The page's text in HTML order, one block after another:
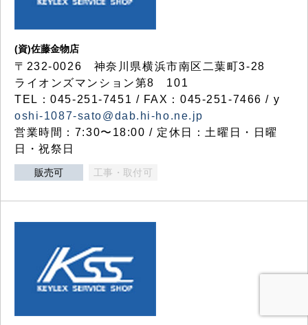
(資)佐藤金物店
〒232-0026 神奈川県横浜市南区二葉町3-28
ライオンズマンション第8 101
TEL：045-251-7451 / FAX：045-251-7466 / y
oshi-1087-sato@dab.hi-ho.ne.jp
営業時間：7:30〜18:00 / 定休日：土曜日・日曜
日・祝祭日
販売可 工事・取付可